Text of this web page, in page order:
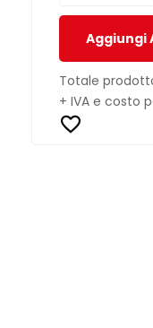
Aggiungi
Totale
+ IVA e costo